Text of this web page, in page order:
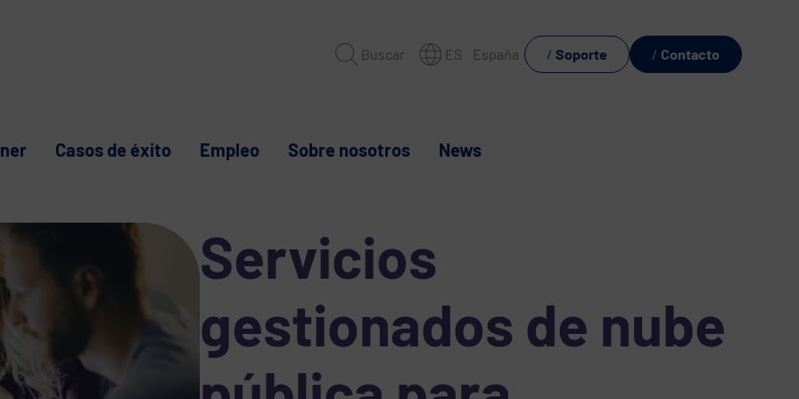
Buscar ES España Soporte Contacto
Casos de éxito Empleo Sobre nosotros News
Servicios
gestionados de nube